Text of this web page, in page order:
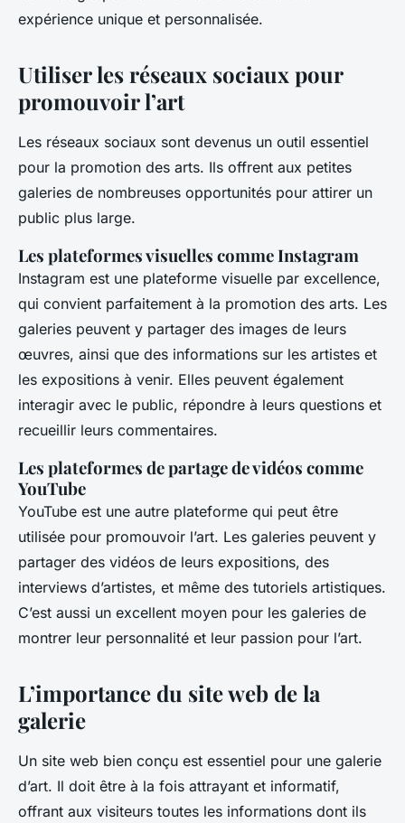
expérience unique et personnalisée.
Utiliser les réseaux sociaux pour
promouvoir l’art
Les réseaux sociaux sont devenus un outil essentiel
pour la promotion des arts. Ils offrent aux petites
galeries de nombreuses opportunités pour attirer un
public plus large.
Les plateformes visuelles comme Instagram
Instagram est une plateforme visuelle par excellence,
qui convient parfaitement à la promotion des arts. Les
galeries peuvent y partager des images de leurs
œuvres, ainsi que des informations sur les artistes et
les expositions à venir. Elles peuvent également
interagir avec le public, répondre à leurs questions et
recueillir leurs commentaires.
Les plateformes de partage de vidéos comme
YouTube
YouTube est une autre plateforme qui peut être
utilisée pour promouvoir l’art. Les galeries peuvent y
partager des vidéos de leurs expositions, des
interviews d’artistes, et même des tutoriels artistiques.
C’est aussi un excellent moyen pour les galeries de
montrer leur personnalité et leur passion pour l’art.
L’importance du site web de la
galerie
Un site web bien conçu est essentiel pour une galerie
d’art. Il doit être à la fois attrayant et informatif,
offrant aux visiteurs toutes les informations dont ils